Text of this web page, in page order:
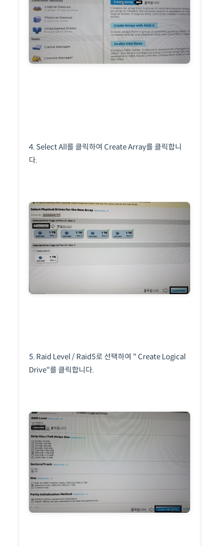
4. Select All를 클릭하여 Create Array를 클릭합니
다.
5. Raid Level / Raid5로 선택하여 " Create Logical
Drive"를 클릭합니다.